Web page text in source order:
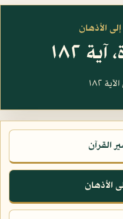
الأذهان
١٨٢
١٨٢
القرآن
الأذهان